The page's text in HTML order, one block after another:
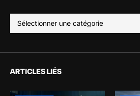
ARTICLES LIÉS